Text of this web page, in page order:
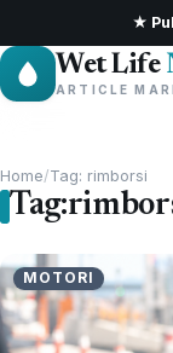
★
Wet Life
ARTICLE
Home/Tag: rimborsi
Tag:
MOTORI